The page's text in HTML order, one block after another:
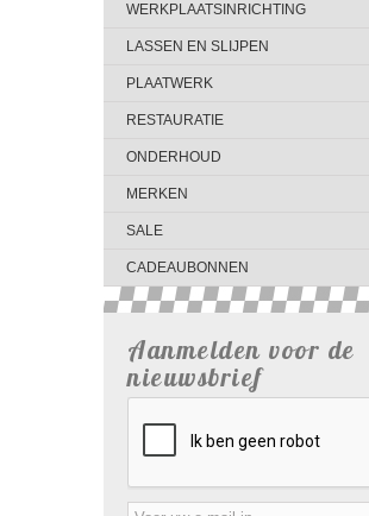
WERKPLAATSINRICHTING
LASSEN EN SLIJPEN
PLAATWERK
RESTAURATIE
ONDERHOUD
MERKEN
SALE
CADEAUBONNEN
Aanmelden voor de
nieuwsbrief